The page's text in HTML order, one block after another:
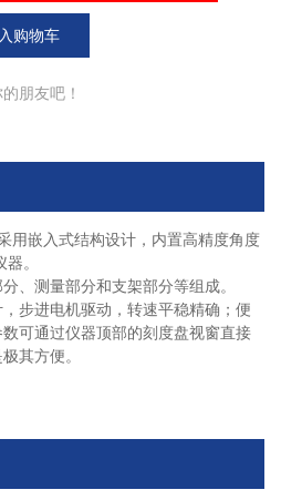
购物车
朋友吧！
用嵌入式结构设计，内置高精度角度
。
、测量部分和支架部分等组成。
步进电机驱动，转速平稳精确；便
可通过仪器顶部的刻度盘视窗直接
其方便。